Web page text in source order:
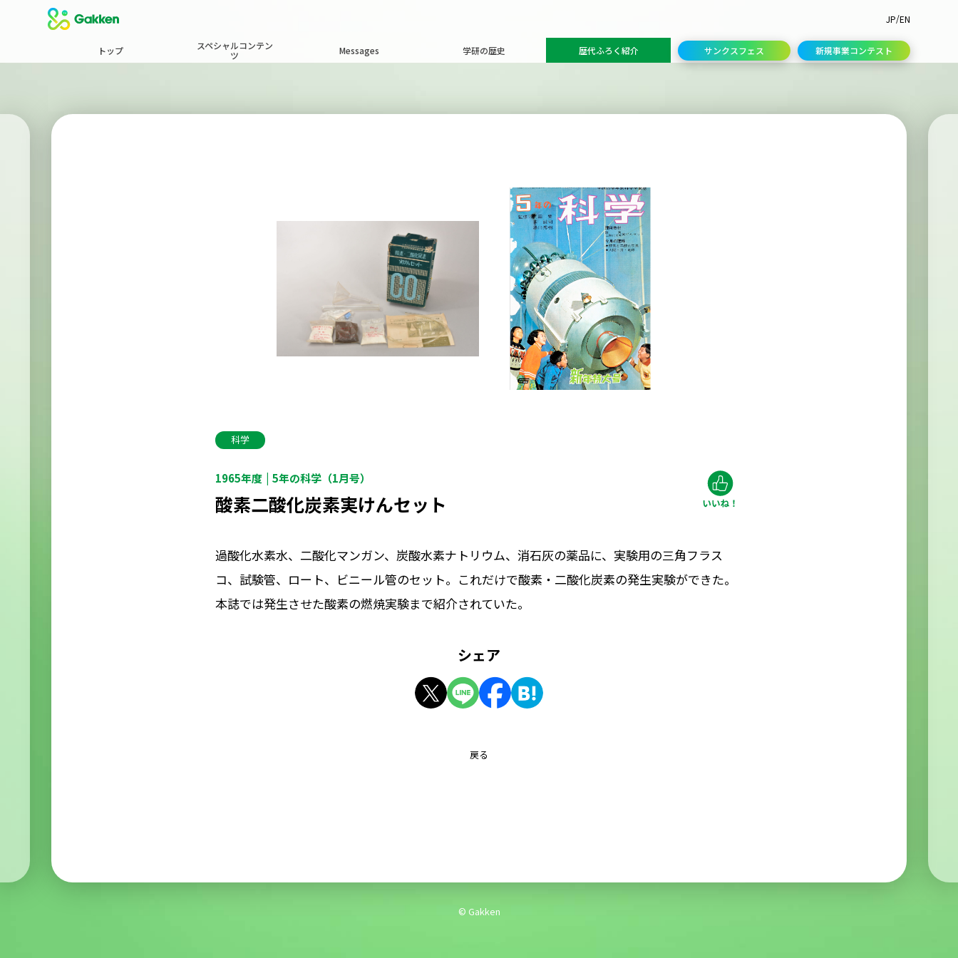
JP/EN
トップ
スペシャルコンテン
ツ
Messages 学研の歴史 歴代ふろく紹介 サンクスフェス 新規事業コンテスト
科学
1965年度 5年の科学（1月号）
酸素二酸化炭素実けんセット
過酸化水素水、二酸化マンガン、炭酸水素ナトリウム、消石灰の薬品に、実験用の三角フラス
コ、試験管、ロート、ビニール管のセット。これだけで酸素・二酸化炭素の発生実験ができた。
本誌では発生させた酸素の燃焼実験まで紹介されていた。
シェア
戻る
© Gakken